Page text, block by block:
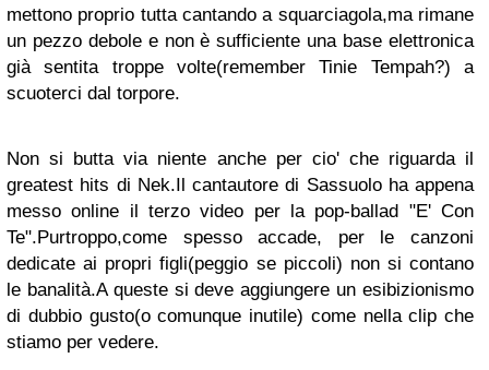
mettono proprio tutta cantando a squarciagola,ma rimane
un pezzo debole e non è sufficiente una base elettronica
già sentita troppe volte(remember Tinie Tempah?) a
scuoterci dal torpore.
Non si butta via niente anche per cio' che riguarda il
greatest hits di Nek.Il cantautore di Sassuolo ha appena
messo online il terzo video per la pop-ballad "E' Con
Te".Purtroppo,come spesso accade, per le canzoni
dedicate ai propri figli(peggio se piccoli) non si contano
le banalità.A queste si deve aggiungere un esibizionismo
di dubbio gusto(o comunque inutile) come nella clip che
stiamo per vedere.